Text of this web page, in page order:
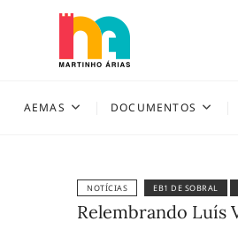
AEMAS DOCUMENTOS
NOTÍCIAS EB1 DE SOBRAL
Relembrando Luís